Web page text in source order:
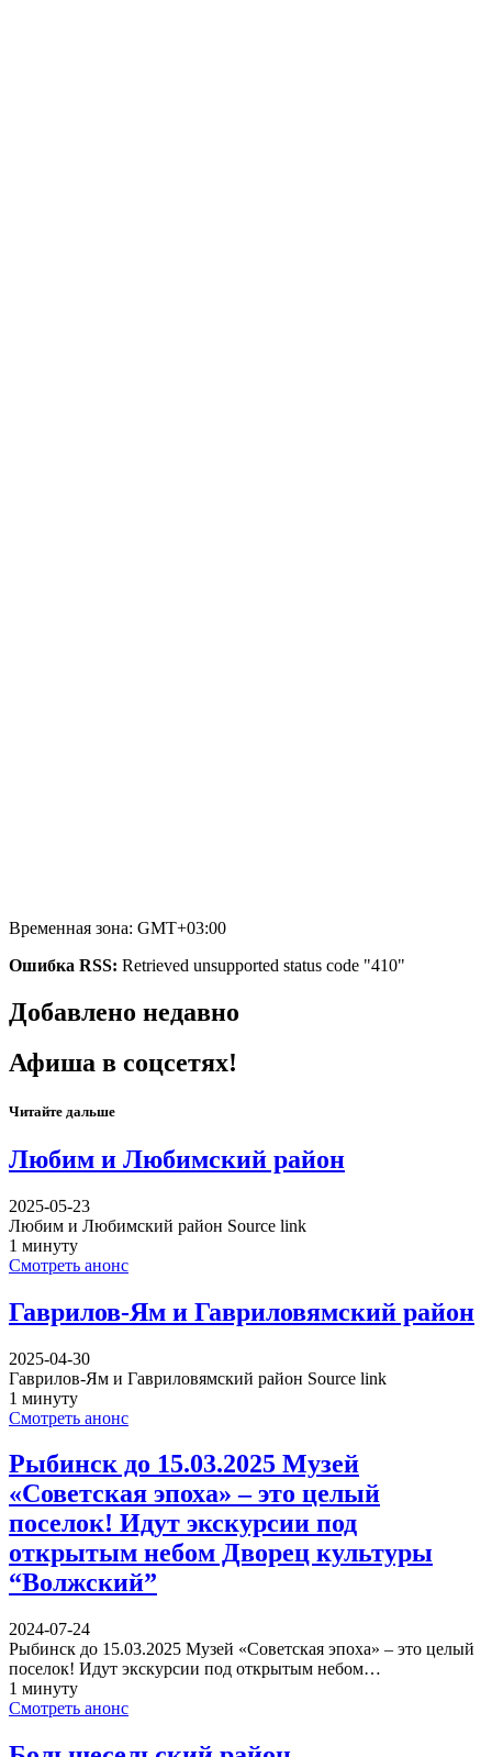
Временная зона: GMT+03:00
Ошибка RSS: Retrieved unsupported status code "410"
Добавлено недавно
Афиша в соцсетях!
Читайте дальше
Любим и Любимский район
2025-05-23
Любим и Любимский район Source link
1 минуту
Смотреть анонс
Гаврилов-Ям и Гавриловямский район
2025-04-30
Гаврилов-Ям и Гавриловямский район Source link
1 минуту
Смотреть анонс
Рыбинск до 15.03.2025 Музей
«Советская эпоха» – это целый
поселок! Идут экскурсии под
открытым небом Дворец культуры
“Волжский”
2024-07-24
Рыбинск до 15.03.2025 Музей «Советская эпоха» – это целый
поселок! Идут экскурсии под открытым небом…
1 минуту
Смотреть анонс